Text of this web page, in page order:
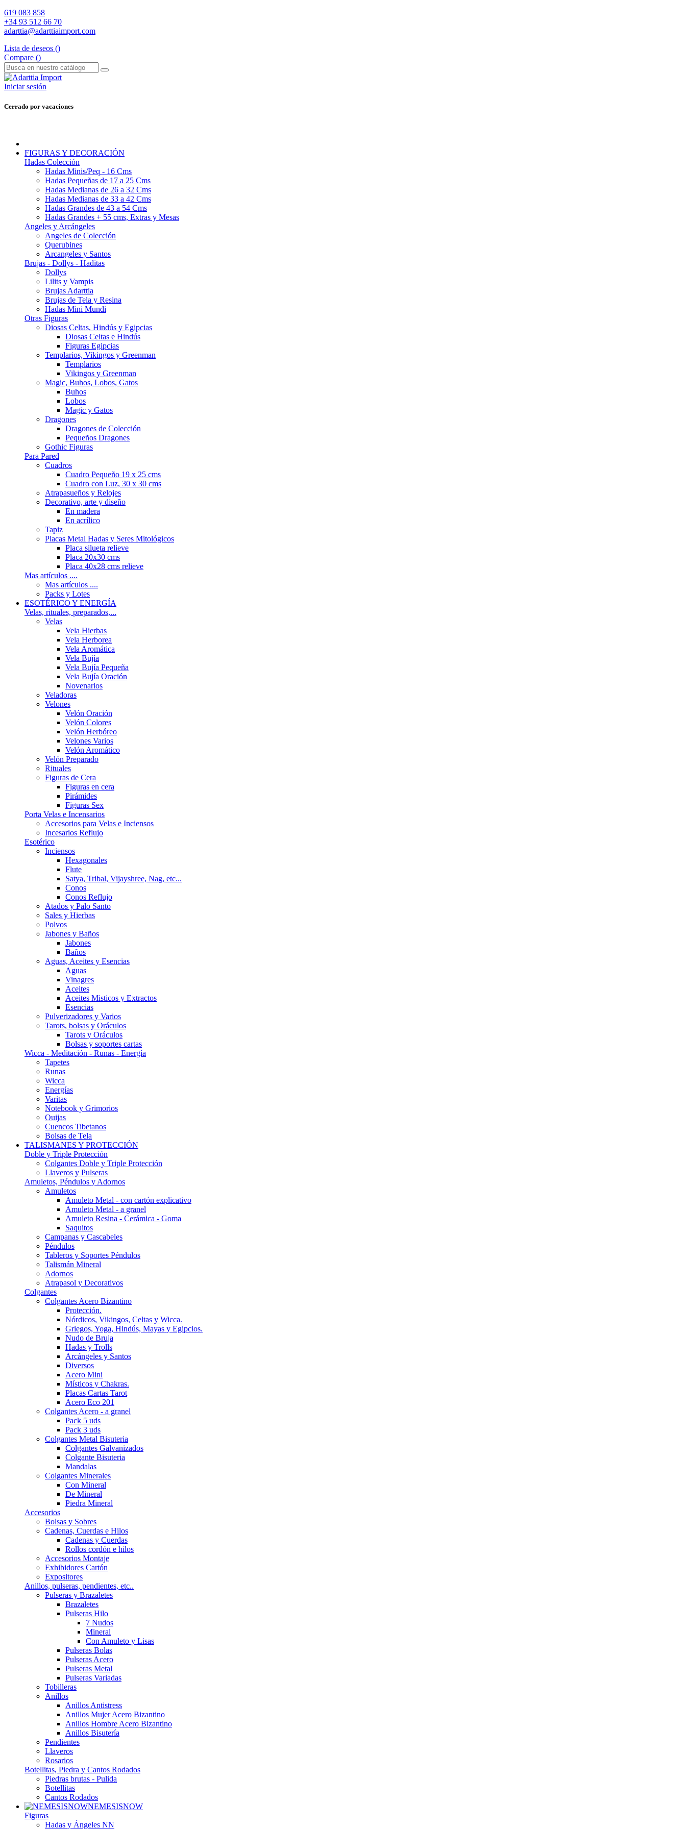
619 083 858
+34 93 512 66 70
adarttia@adarttiaimport.com
Lista de deseos ()
Compare ()
Iniciar sesión
Cerrado por vacaciones
FIGURAS Y DECORACIÓN
Hadas Colección
Hadas Minis/Peq - 16 Cms
Hadas Pequeñas de 17 a 25 Cms
Hadas Medianas de 26 a 32 Cms
Hadas Medianas de 33 a 42 Cms
Hadas Grandes de 43 a 54 Cms
Hadas Grandes + 55 cms, Extras y Mesas
Angeles y Arcángeles
Angeles de Colección
Querubines
Arcangeles y Santos
Brujas - Dollys - Haditas
Dollys
Lilits y Vampis
Brujas Adarttia
Brujas de Tela y Resina
Hadas Mini Mundi
Otras Figuras
Diosas Celtas, Hindús y Egipcias
Diosas Celtas e Hindús
Figuras Egipcias
Templarios, Vikingos y Greenman
Templarios
Vikingos y Greenman
Magic, Buhos, Lobos, Gatos
Buhos
Lobos
Magic y Gatos
Dragones
Dragones de Colección
Pequeños Dragones
Gothic Figuras
Para Pared
Cuadros
Cuadro Pequeño 19 x 25 cms
Cuadro con Luz, 30 x 30 cms
Atrapasueños y Relojes
Decorativo, arte y diseño
En madera
En acrílico
Tapiz
Placas Metal Hadas y Seres Mitológicos
Placa silueta relieve
Placa 20x30 cms
Placa 40x28 cms relieve
Mas artículos ....
Mas artículos ....
Packs y Lotes
ESOTÉRICO Y ENERGÍA
Velas, rituales, preparados,...
Velas
Vela Hierbas
Vela Herborea
Vela Aromática
Vela Bujía
Vela Bujía Pequeña
Vela Bujía Oración
Novenarios
Veladoras
Velones
Velón Oración
Velón Colores
Velón Herbóreo
Velones Varios
Velón Aromático
Velón Preparado
Rituales
Figuras de Cera
Figuras en cera
Pirámides
Figuras Sex
Porta Velas e Incensarios
Accesorios para Velas e Inciensos
Incesarios Reflujo
Esotérico
Inciensos
Hexagonales
Flute
Satya, Tribal, Vijayshree, Nag, etc...
Conos
Conos Reflujo
Atados y Palo Santo
Sales y Hierbas
Polvos
Jabones y Baños
Jabones
Baños
Aguas, Aceites y Esencias
Aguas
Vinagres
Aceites
Aceites Misticos y Extractos
Esencias
Pulverizadores y Varios
Tarots, bolsas y Oráculos
Tarots y Oráculos
Bolsas y soportes cartas
Wicca - Meditación - Runas - Energía
Tapetes
Runas
Wicca
Energías
Varitas
Notebook y Grimorios
Ouijas
Cuencos Tibetanos
Bolsas de Tela
TALISMANES Y PROTECCIÓN
Doble y Triple Protección
Colgantes Doble y Triple Protección
Llaveros y Pulseras
Amuletos, Péndulos y Adornos
Amuletos
Amuleto Metal - con cartón explicativo
Amuleto Metal - a granel
Amuleto Resina - Cerámica - Goma
Saquitos
Campanas y Cascabeles
Péndulos
Tableros y Soportes Péndulos
Talismán Mineral
Adornos
Atrapasol y Decorativos
Colgantes
Colgantes Acero Bizantino
Protección.
Nórdicos, Vikingos, Celtas y Wicca.
Griegos, Yoga, Hindús, Mayas y Egipcios.
Nudo de Bruja
Hadas y Trolls
Arcángeles y Santos
Diversos
Acero Mini
Místicos y Chakras.
Placas Cartas Tarot
Acero Eco 201
Colgantes Acero - a granel
Pack 5 uds
Pack 3 uds
Colgantes Metal Bisuteria
Colgantes Galvanizados
Colgante Bisuteria
Mandalas
Colgantes Minerales
Con Mineral
De Mineral
Piedra Mineral
Accesorios
Bolsas y Sobres
Cadenas, Cuerdas e Hilos
Cadenas y Cuerdas
Rollos cordón e hilos
Accesorios Montaje
Exhibidores Cartón
Expositores
Anillos, pulseras, pendientes, etc..
Pulseras y Brazaletes
Brazaletes
Pulseras Hilo
7 Nudos
Mineral
Con Amuleto y Lisas
Pulseras Bolas
Pulseras Acero
Pulseras Metal
Pulseras Variadas
Tobilleras
Anillos
Anillos Antistress
Anillos Mujer Acero Bizantino
Anillos Hombre Acero Bizantino
Anillos Bisutería
Pendientes
Llaveros
Rosarios
Botellitas, Piedra y Cantos Rodados
Piedras brutas - Pulida
Botellitas
Cantos Rodados
NEMESISNOW
Figuras
Hadas y Ángeles NN